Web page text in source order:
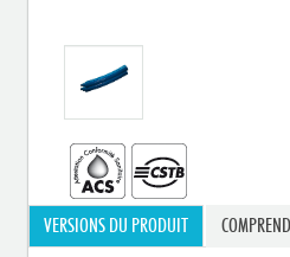
VERSIONS DU PRODUIT